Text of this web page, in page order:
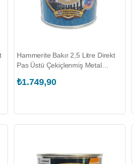
Hammerite Bakır 2,5 Litre Direkt
Pas Üstü Çekiçlenmiş Metal
₺1.749,90